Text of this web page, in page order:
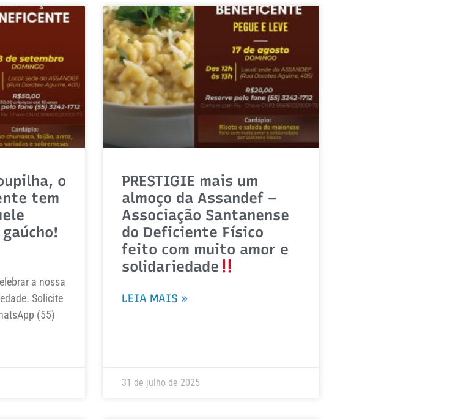
o
tem
a nossa
Solicite
(55)
PRESTIGIE mais um
almoço da Assandef –
Associação Santanense
do Deficiente Físico
feito com muito amor e
solidariedade
LEIA MAIS »
31 de julho de 2025